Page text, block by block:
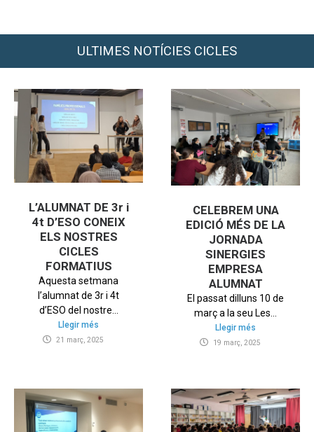
ULTIMES NOTÍCIES CICLES
L’ALUMNAT DE 3r i
4t D’ESO CONEIX
ELS NOSTRES
CICLES
FORMATIUS
Aquesta setmana
l’alumnat de 3r i 4t
d’ESO del nostre...
Llegir més
21 març, 2025
CELEBREM UNA
EDICIÓ MÉS DE LA
JORNADA
SINERGIES
EMPRESA
ALUMNAT
El passat dilluns 10 de
març a la seu Les...
Llegir més
19 març, 2025